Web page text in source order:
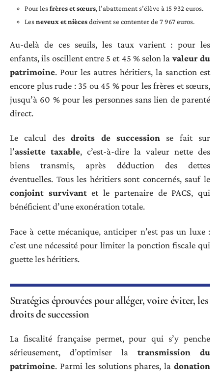
Pour lesfrères et sœurs, l’abattement s’élève à 15 932 euros.
Lesneveux et niècesdoivent se contenter de 7 967 euros.
Au-delà de ces seuils, les taux varient : pour les
enfants, ils oscillent entre 5 et 45 % selon la valeur du
patrimoine. Pour les autres héritiers, la sanction est
encore plus rude : 35 ou 45 % pour les frères et sœurs,
jusqu’à 60 % pour les personnes sans lien de parenté
direct.
Le calcul desdroits de successionse fait sur
l’assiette taxable, c’est-à-dire la valeur nette des
biens transmis, après déduction des dettes
éventuelles. Tous les héritiers sont concernés, sauf le
conjoint survivantet le partenaire de PACS, qui
bénéficient d’une exonération totale.
Face à cette mécanique, anticiper n’est pas un luxe :
c’est une nécessité pour limiter la ponction fiscale qui
guette les héritiers.
Stratégies éprouvées pour alléger, voire éviter, les
droits de succession
La fiscalité française permet, pour qui s’y penche
sérieusement, d’optimiser la transmission du
patrimoine. Parmi les solutions phares, la donation